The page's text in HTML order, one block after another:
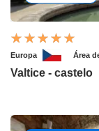
Europa Área
Valtice - castelo